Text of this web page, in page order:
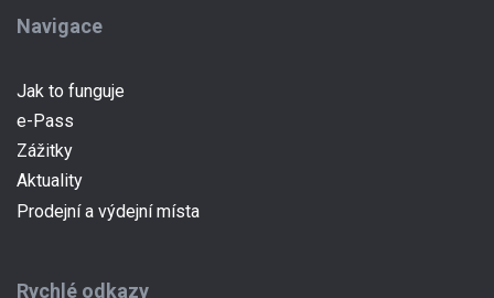
Navigace
Jak to funguje
e-Pass
Zážitky
Aktuality
Prodejní a výdejní místa
Rychlé odkazy